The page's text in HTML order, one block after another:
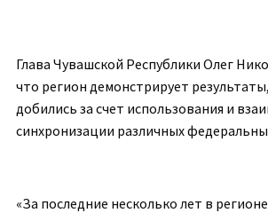
Глава Чувашской Республики Олег
что регион демонстрирует
добились за счет использования и
синхронизации различных
«За последние несколько лет в